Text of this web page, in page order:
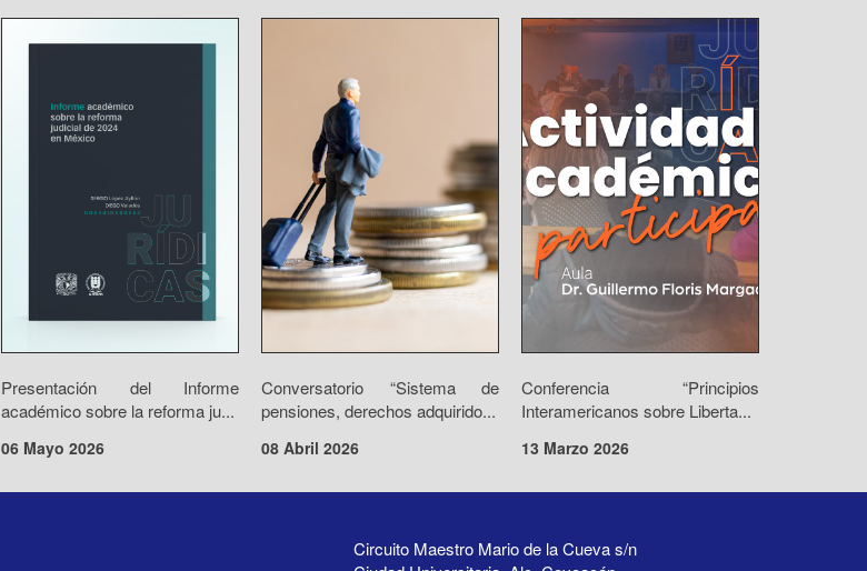
Presentación del Informe
académico sobre la reforma ju...
06 Mayo 2026
Conversatorio “Sistema de
pensiones, derechos adquirido...
08 Abril 2026
Conferencia “Principios
Interamericanos sobre Liberta...
13 Marzo 2026
Circuito Maestro Mario de la Cueva s/n